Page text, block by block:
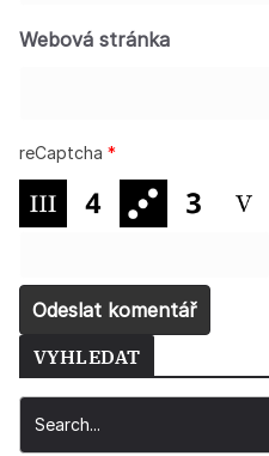
Webová stránka
reCaptcha *
VYHLEDAT